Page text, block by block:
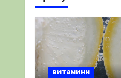
витамини